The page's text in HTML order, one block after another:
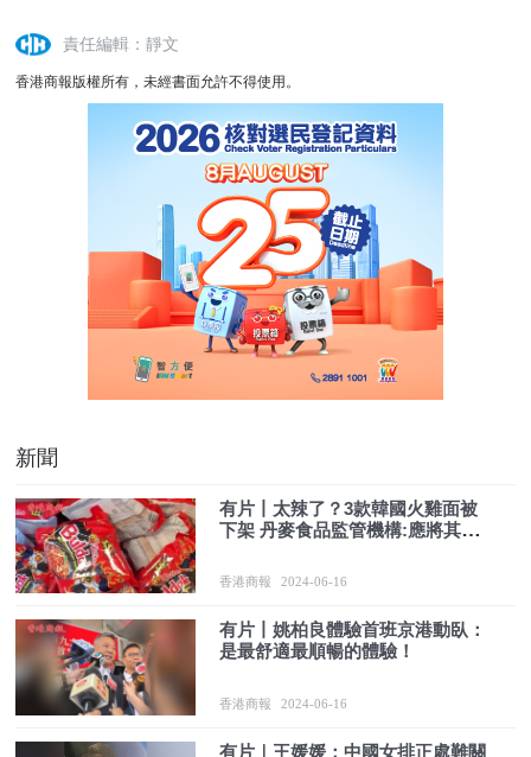
責任編輯：靜文
香港商報版權所有，未經書面允許不得使用。
新聞
有片丨太辣了？3款韓國火雞面被
下架 丹麥食品監管機構:應將其丟
香港商報 2024-06-16
有片丨姚柏良體驗首班京港動臥：
是最舒適最順暢的體驗！
香港商報 2024-06-16
有片｜王媛媛：中國女排正處難關